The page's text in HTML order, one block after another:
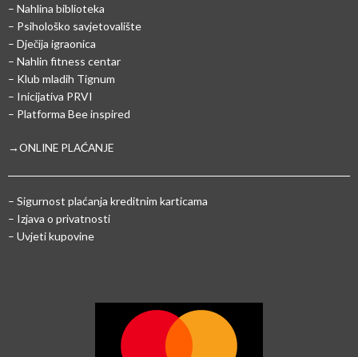
– Nahlina biblioteka
– Psihološko savjetovalište
– Dječija igraonica
– Nahlin fitness centar
– Klub mladih Tignum
– Inicijativa PRVI
– Platforma Bee inspired
→ONLINE PLAĆANJE
– Sigurnost plaćanja kreditnim karticama
– Izjava o privatnosti
– Uvjeti kupovine